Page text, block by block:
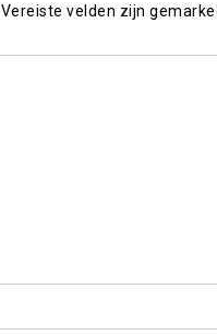
Vereiste velden zijn